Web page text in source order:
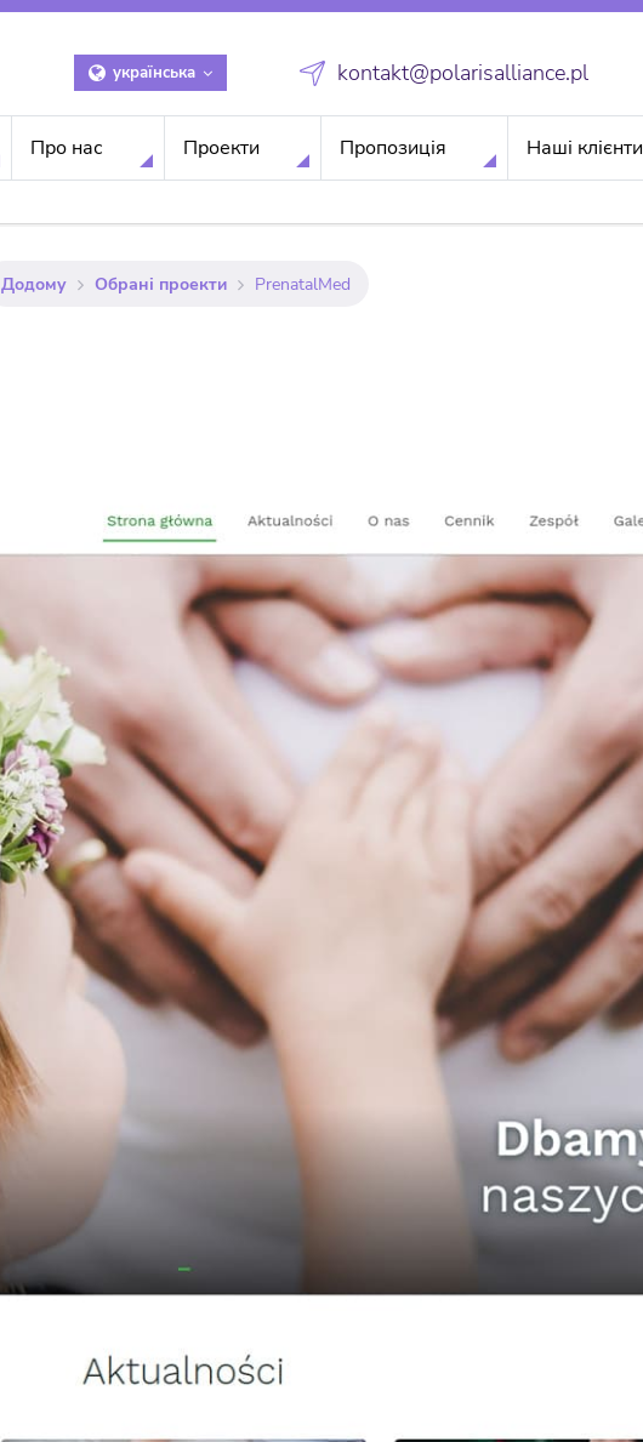
українська kontakt@polarisalliance.pl
Про нас Проекти Пропозиція Наші клієнти
Додому Обрані проекти PrenatalMed